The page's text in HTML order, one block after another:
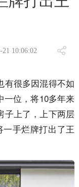
21 10:06:02
有很多因混得不如
一位，将10多年来
子上了，上下两层
手烂牌打出了王